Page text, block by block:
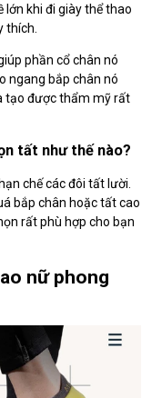
lớn khi đi giày thể thao
thích.
phần cổ chân nó
ngang bắp chân nó
tạo được thẩm mỹ rất
tất như thế nào?
chế các đôi tất lười.
bắp chân hoặc tất cao
rất phù hợp cho bạn
nữ phong